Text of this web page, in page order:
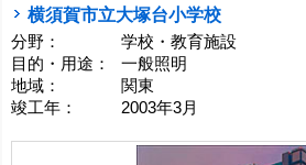
横須賀市立大塚台小学校
分野：
学校・教育施設
目的・用途：
一般照明
地域：
関東
竣工年：
2003年3月